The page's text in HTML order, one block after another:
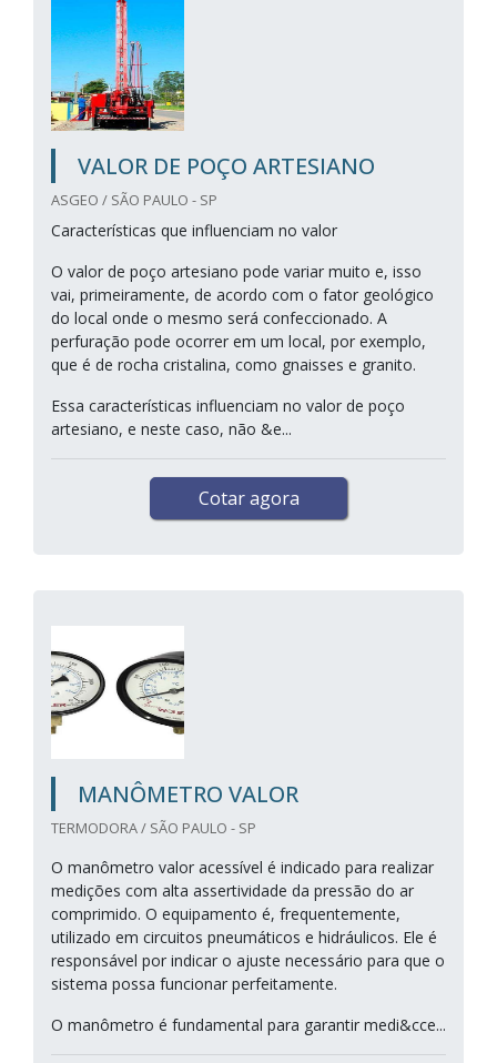
VALOR DE POÇO ARTESIANO
ASGEO / SÃO PAULO - SP
Características que influenciam no valor
O valor de poço artesiano pode variar muito e, isso
vai, primeiramente, de acordo com o fator geológico
do local onde o mesmo será confeccionado. A
perfuração pode ocorrer em um local, por exemplo,
que é de rocha cristalina, como gnaisses e granito.
Essa características influenciam no valor de poço
artesiano, e neste caso, não &e...
Cotar agora
MANÔMETRO VALOR
TERMODORA / SÃO PAULO - SP
O manômetro valor acessível é indicado para realizar
medições com alta assertividade da pressão do ar
comprimido. O equipamento é, frequentemente,
utilizado em circuitos pneumáticos e hidráulicos. Ele é
responsável por indicar o ajuste necessário para que o
sistema possa funcionar perfeitamente.
O manômetro é fundamental para garantir medi&cce...